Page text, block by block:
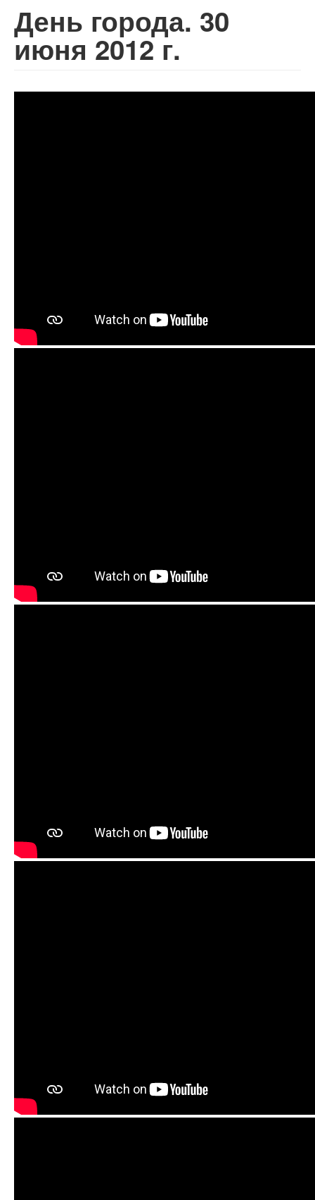
День города. 30
июня 2012 г.